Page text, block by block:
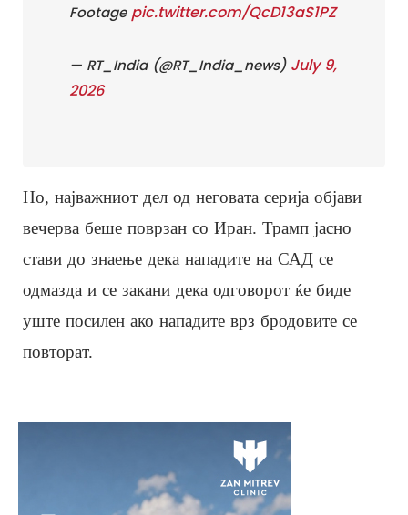
Footage pic.twitter.com/QcD13aS1PZ
— RT_India (@RT_India_news) July 9,
2026
Но, најважниот дел од неговата серија објави
вечерва беше поврзан со Иран. Трамп јасно
стави до знаење дека нападите на САД се
одмазда и се закани дека одговорот ќе биде
уште посилен ако нападите врз бродовите се
повторат.